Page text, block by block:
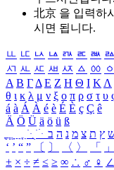
北京 을 입력하
시면 됩니다.
ㅥ ㅦ ㅧ ㅨ ㅩ ㅪ ㅫ ㅬ
ㅺ ㅻ ㅼ ㅽ ㅾ ㅿ ㆀ ㆁ
Α Β ΓΔ Ε Ζ Η Θ Ι ΚΛ
θ ι κ λ μ ν ξ ο π ρ σ τ υ
á à Á À é è É È ç Ç ê
Ä Ö Ü ä ö ü ß
ִֶֹ ֻּ ׁׂ ץ ת צ מ נ ה ב
‘ ’ “ ” 〔 〕 〈 〉 「 」
± × ÷ ≠ ≤ ≥ ∞ ∴ ♂ ♀ ∠